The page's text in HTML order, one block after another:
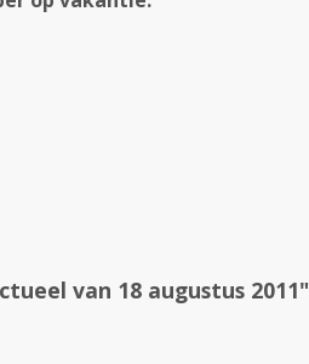
van 18 augustus 2011"